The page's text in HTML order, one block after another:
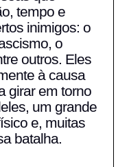
tempo e
inimigos: o
o
outros. Eles
à causa
girar em torno
um grande
e, muitas
batalha.